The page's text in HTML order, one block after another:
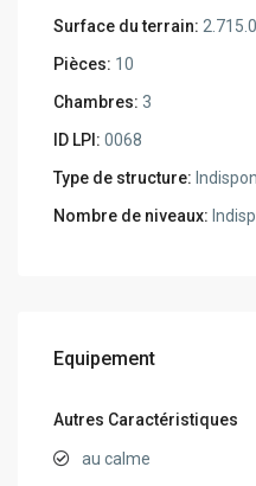
Surface du terrain:
Pièces: 10
Chambres: 3
ID LPI: 0068
Type de structure:
Nombre de niveaux:
Equipement
Autres Caractéristiques
au calme